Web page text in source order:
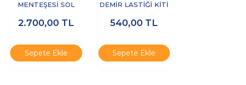
MENTEŞESİ SOL
2.700,00 TL
Sepete Ekle
DEMİR LASTİĞİ KİTİ
540,00 TL
Sepete Ekle